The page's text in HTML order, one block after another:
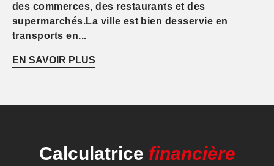
des commerces, des restaurants et des
supermarchés.La ville est bien desservie en
transports en...
EN SAVOIR PLUS
Calculatrice financière